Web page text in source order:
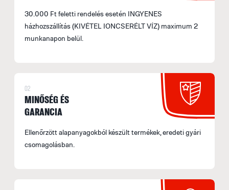
30.000 Ft feletti rendelés esetén INGYENES
házhozszállítás (KIVÉTEL IONCSERÉLT VÍZ) maximum 2
munkanapon belül.
02
MINŐSÉG ÉS
GARANCIA
Ellenőrzött alapanyagokból készült termékek, eredeti gyári
csomagolásban.